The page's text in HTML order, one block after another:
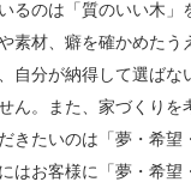
るのは「質のいい木」
素材、癖を確かめたう
自分が納得して選ばな
ん。また、家づくりを
きたいのは「夢・希望
はお客様に「夢・希望